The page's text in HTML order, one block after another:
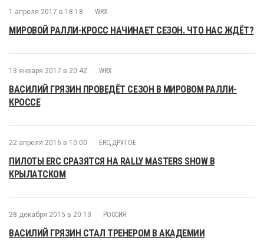
1 апреля 2017 в 18:18 WRX
МИРОВОЙ РАЛЛИ-КРОСС НАЧИНАЕТ СЕЗОН. ЧТО НАС ЖДЁТ?
13 января 2017 в 20:42 WRX
ВАСИЛИЙ ГРЯЗИН ПРОВЕДЁТ СЕЗОН В МИРОВОМ РАЛЛИ-
КРОССЕ
22 апреля 2016 в 10:00 ERC, ДРУГОЕ
ПИЛОТЫ ERC СРАЗЯТСЯ НА RALLY MASTERS SHOW В
КРЫЛАТСКОМ
28 декабря 2015 в 20:13 РОССИЯ
ВАСИЛИЙ ГРЯЗИН СТАЛ ТРЕНЕРОМ В АКАДЕМИИ